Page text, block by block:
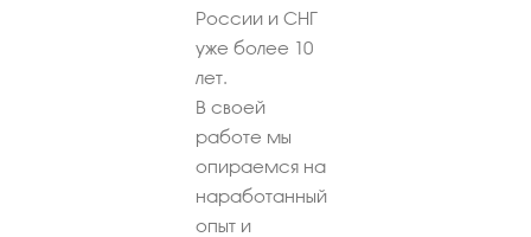
России и СНГ
уже более 10
лет.
В своей
работе мы
опираемся на
наработанный
опыт и